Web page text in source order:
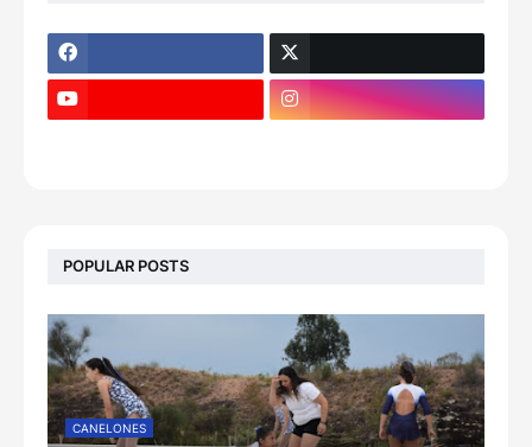
POPULAR POSTS
CANELONES